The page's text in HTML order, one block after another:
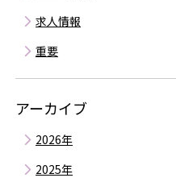
求人情報
重要
アーカイブ
2026年
8月
2025年